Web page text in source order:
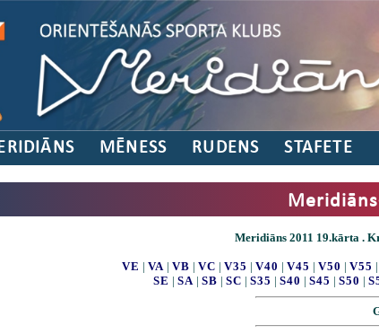
MĒNESS RUDENS STAFETE
Meridiāns 2011 19.kārta .
VE | VA | VB | VC | V35 | V40 | V45 | V50 | V55 |
SE | SA | SB | SC | S35 | S40 | S45 | S50 |